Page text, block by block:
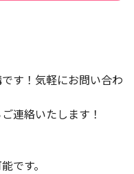
す！気軽にお問い合わ
連絡いたします！
です。